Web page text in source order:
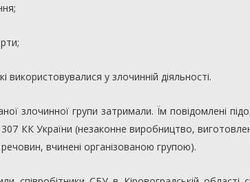
використовувалися у злочинній діяльності.
злочинної групи затримали. Їм повідомлені
КК України (незаконне виробництво,
вчинені організованою групою).